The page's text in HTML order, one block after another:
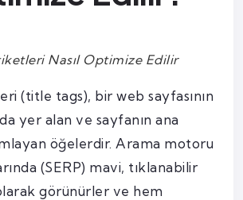
Nasıl Optimize Edilir
(title tags), bir web sayfasının
yer alan ve sayfanın ana
öğelerdir. Arama motoru
(SERP) mavi, tıklanabilir
görünürler ve hem